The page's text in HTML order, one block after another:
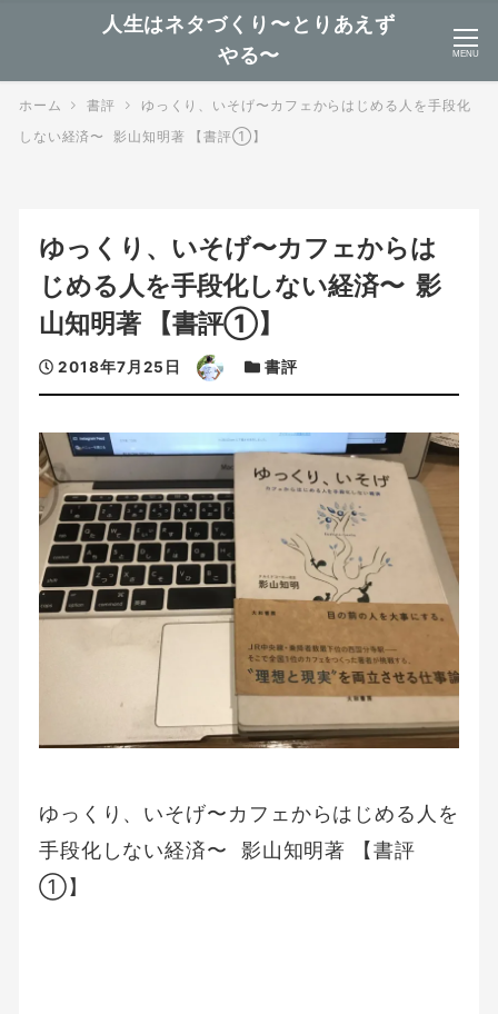
人生はネタづくり〜とりあえず
やる〜
MENU
ホーム 書評
ゆっくり、いそげ〜カフェからはじめる人を手段化
しない経済〜 影山知明著 【書評①】
ゆっくり、いそげ〜カフェからは
じめる人を手段化しない経済〜 影
山知明著 【書評①】
投
稿
日
2018年7月25日
著
者
カ
テ
ゴ
書評
ゆっくり、いそげ〜カフェからはじめる人を
手段化しない経済〜 影山知明著 【書評
①】